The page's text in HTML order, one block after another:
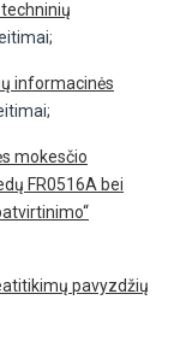
informacinės
mokesčio
FR0516A bei
pavyzdžių